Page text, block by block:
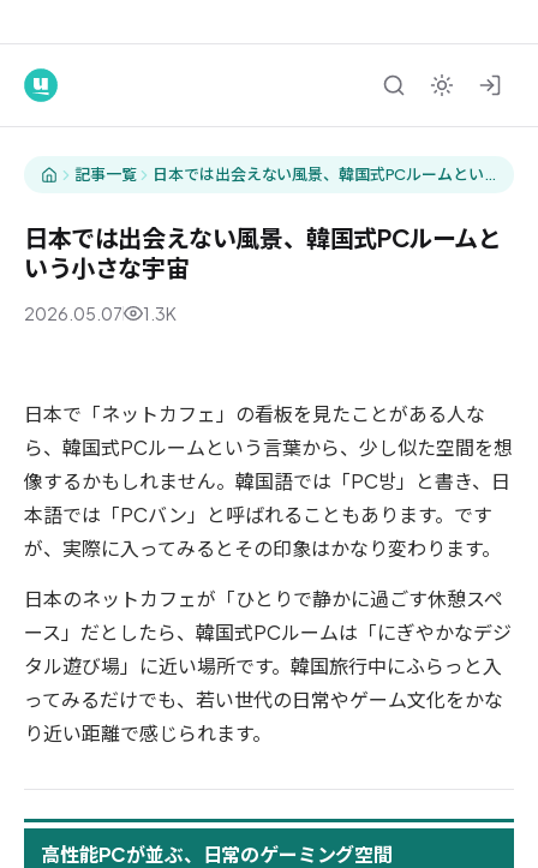
記事一覧
日本では出会えない風景、韓国式PCルームとい
日本では出会えない風景、韓国式PCルームと
いう小さな宇宙
2026.05.07 1.3K
日本で「ネットカフェ」の看板を見たことがある人な
ら、韓国式PCルームという言葉から、少し似た空間を想
像するかもしれません。韓国語では「PC방」と書き、日
本語では「PCバン」と呼ばれることもあります。です
が、実際に入ってみるとその印象はかなり変わります。
日本のネットカフェが「ひとりで静かに過ごす休憩スペ
ース」だとしたら、韓国式PCルームは「にぎやかなデジ
タル遊び場」に近い場所です。韓国旅行中にふらっと入
ってみるだけでも、若い世代の日常やゲーム文化をかな
り近い距離で感じられます。
高性能PCが並ぶ、日常のゲーミング空間